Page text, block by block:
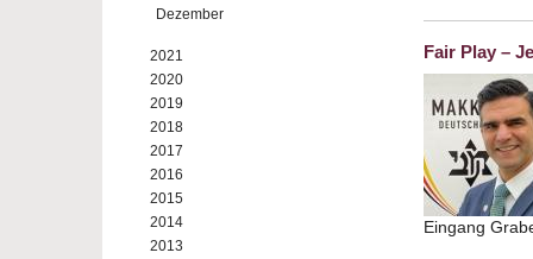
Dezember
2021
2020
2019
2018
2017
2016
2015
2014
2013
Fair Play –
Eingang